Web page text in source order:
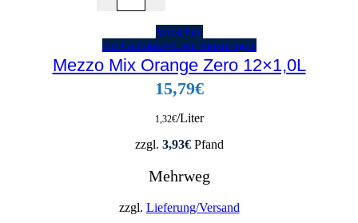
Vorschau
zur Getränke-Liste hinzufügen
Mezzo Mix Orange Zero 12×1,0L
15,79€
1,32€/Liter
zzgl. 3,93€Pfand
Mehrweg
zzgl. Lieferung/Versand